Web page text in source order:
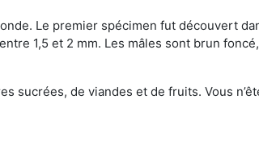
Le premier spécimen fut découvert
1,5 et 2 mm. Les mâles sont brun
de viandes et de fruits. Vous